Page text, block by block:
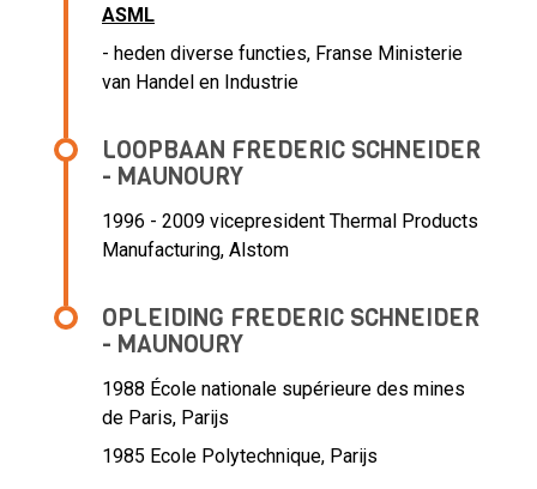
ASML
- heden diverse functies, Franse Ministerie
van Handel en Industrie
LOOPBAAN FREDERIC SCHNEIDER
- MAUNOURY
1996 - 2009 vicepresident Thermal Products
Manufacturing, Alstom
OPLEIDING FREDERIC SCHNEIDER
- MAUNOURY
1988 École nationale supérieure des mines
de Paris, Parijs
1985 Ecole Polytechnique, Parijs